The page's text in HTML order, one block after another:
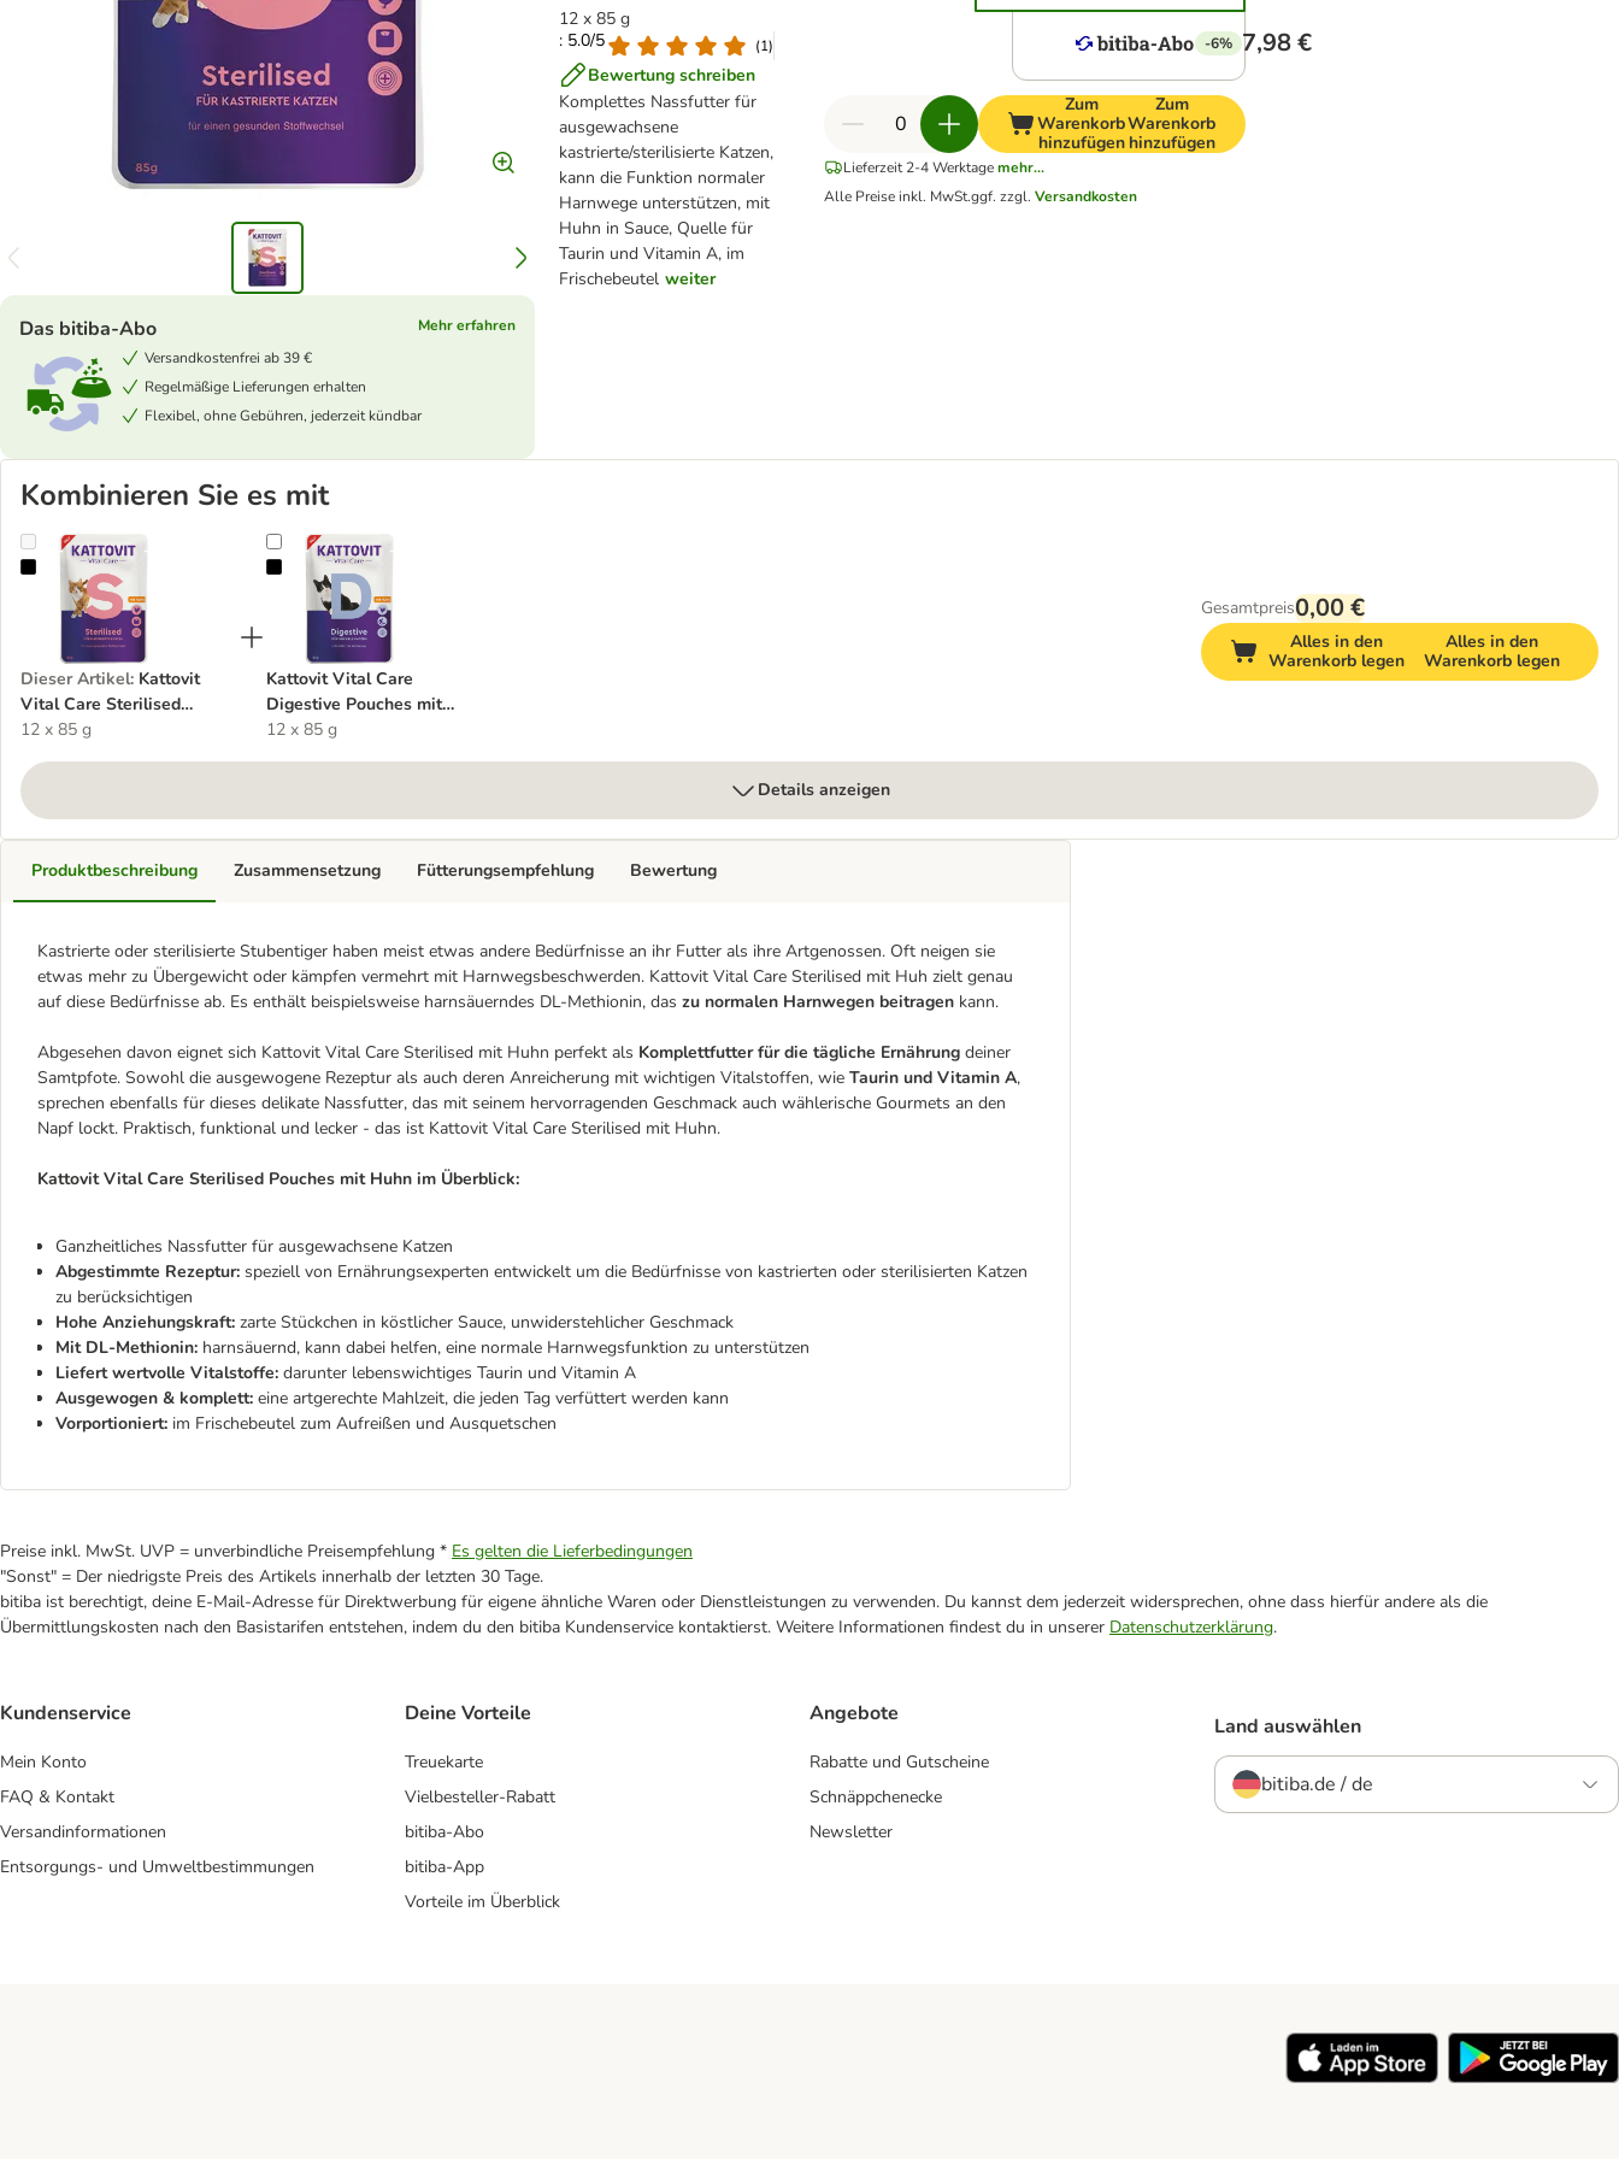
12 x 85 g
: 5.0/5
(1)
Bewertung schreiben
Komplettes Nassfutter für
ausgewachsene
kastrierte/sterilisierte Katzen,
kann die Funktion normaler
Harnwege unterstützen, mit
Huhn in Sauce, Quelle für
Taurin und Vitamin A, im
Frischebeutel weiter
Das bitiba-Abo
Mehr erfahren
Versandkostenfrei ab 39 €
Regelmäßige Lieferungen erhalten
Flexibel, ohne Gebühren, jederzeit kündbar
-6% 7,98 €
Zum
Warenkorb
hinzufügen
Zum
Warenkorb
hinzufügen
Lieferzeit 2-4 Werktage mehr...
Alle Preise inkl. MwSt.ggf. zzgl.Versandkosten
Kombinieren Sie es mit
Kattovit Vital Care Sterilised Pouches mit Huhn
Dieser Artikel: Kattovit
Vital Care Sterilised
Pouches mit Huhn
12 x 85 g
Kattovit Vital Care Digestive Pouches mit Huhn
Kattovit Vital Care
Digestive Pouches mit
Huhn
12 x 85 g
Gesamtpreis0,00 €
Alles in den
Warenkorb legen
Alles in den
Warenkorb legen
Details anzeigen
Produktbeschreibung
Kastrierte oder sterilisierte Stubentiger haben meist etwas andere Bedürfnisse an ihr Futter als ihre Artgenossen. Oft neigen sie
etwas mehr zu Übergewicht oder kämpfen vermehrt mit Harnwegsbeschwerden. Kattovit Vital Care Sterilised mit Huh zielt genau
auf diese Bedürfnisse ab. Es enthält beispielsweise harnsäuerndes DL-Methionin, das zu normalen Harnwegen beitragen kann.
Abgesehen davon eignet sich Kattovit Vital Care Sterilised mit Huhn perfekt als Komplettfutter für die tägliche Ernährung deiner
Samtpfote. Sowohl die ausgewogene Rezeptur als auch deren Anreicherung mit wichtigen Vitalstoffen, wie Taurin und Vitamin A,
sprechen ebenfalls für dieses delikate Nassfutter, das mit seinem hervorragenden Geschmack auch wählerische Gourmets an den
Napf lockt. Praktisch, funktional und lecker - das ist Kattovit Vital Care Sterilised mit Huhn.
Kattovit Vital Care Sterilised Pouches mit Huhn im Überblick:
Ganzheitliches Nassfutter für ausgewachsene Katzen
Abgestimmte Rezeptur: speziell von Ernährungsexperten entwickelt um die Bedürfnisse von kastrierten oder sterilisierten Katzen
zu berücksichtigen
Hohe Anziehungskraft: zarte Stückchen in köstlicher Sauce, unwiderstehlicher Geschmack
Mit DL-Methionin: harnsäuernd, kann dabei helfen, eine normale Harnwegsfunktion zu unterstützen
Liefert wertvolle Vitalstoffe: darunter lebenswichtiges Taurin und Vitamin A
Ausgewogen & komplett: eine artgerechte Mahlzeit, die jeden Tag verfüttert werden kann
Vorportioniert: im Frischebeutel zum Aufreißen und Ausquetschen
Zusammensetzung Fütterungsempfehlung Bewertung
Preise inkl. MwSt. UVP = unverbindliche Preisempfehlung * Es gelten die Lieferbedingungen
"Sonst" = Der niedrigste Preis des Artikels innerhalb der letzten 30 Tage.
bitiba ist berechtigt, deine E-Mail-Adresse für Direktwerbung für eigene ähnliche Waren oder Dienstleistungen zu verwenden. Du kannst dem jederzeit widersprechen, ohne dass hierfür andere als die
Übermittlungskosten nach den Basistarifen entstehen, indem du den bitiba Kundenservice kontaktierst. Weitere Informationen findest du in unserer Datenschutzerklärung.
Kundenservice
Mein Konto
FAQ & Kontakt
Versandinformationen
Entsorgungs- und Umweltbestimmungen
Deine Vorteile
Treuekarte
Vielbesteller-Rabatt
bitiba-Abo
bitiba-App
Vorteile im Überblick
Angebote
Rabatte und Gutscheine
Schnäppchenecke
Newsletter
Land auswählen
bitiba.de / de